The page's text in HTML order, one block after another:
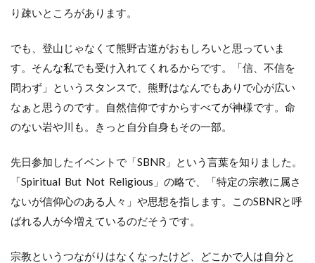
り疎いところがあります。
でも、登山じゃなくて熊野古道がおもしろいと思っていま
す。そんな私でも受け入れてくれるからです。「信、不信を
問わず」というスタンスで、熊野はなんでもありで心が広い
なぁと思うのです。自然信仰ですからすべてが神様です。命
のない岩や川も。きっと自分自身もその一部。
先日参加したイベントで「SBNR」という言葉を知りました。
「Spiritual But Not Religious」の略で、「特定の宗教に属さ
ないが信仰心のある人々」や思想を指します。このSBNRと呼
ばれる人が今増えているのだそうです。
宗教というつながりはなくなったけど、どこかで人は自分と